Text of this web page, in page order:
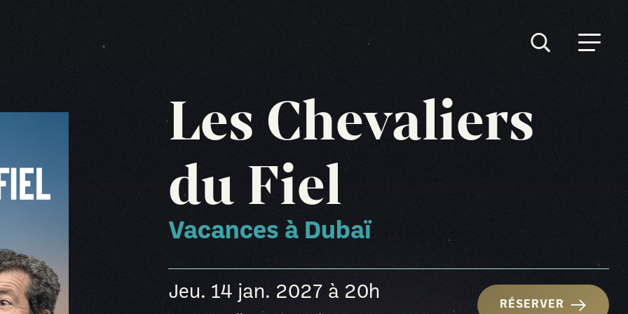
Les Chevaliers
du Fiel
Vacances à Dubaï
jeu. 14 jan. 2027 à 20h
RÉSERVER